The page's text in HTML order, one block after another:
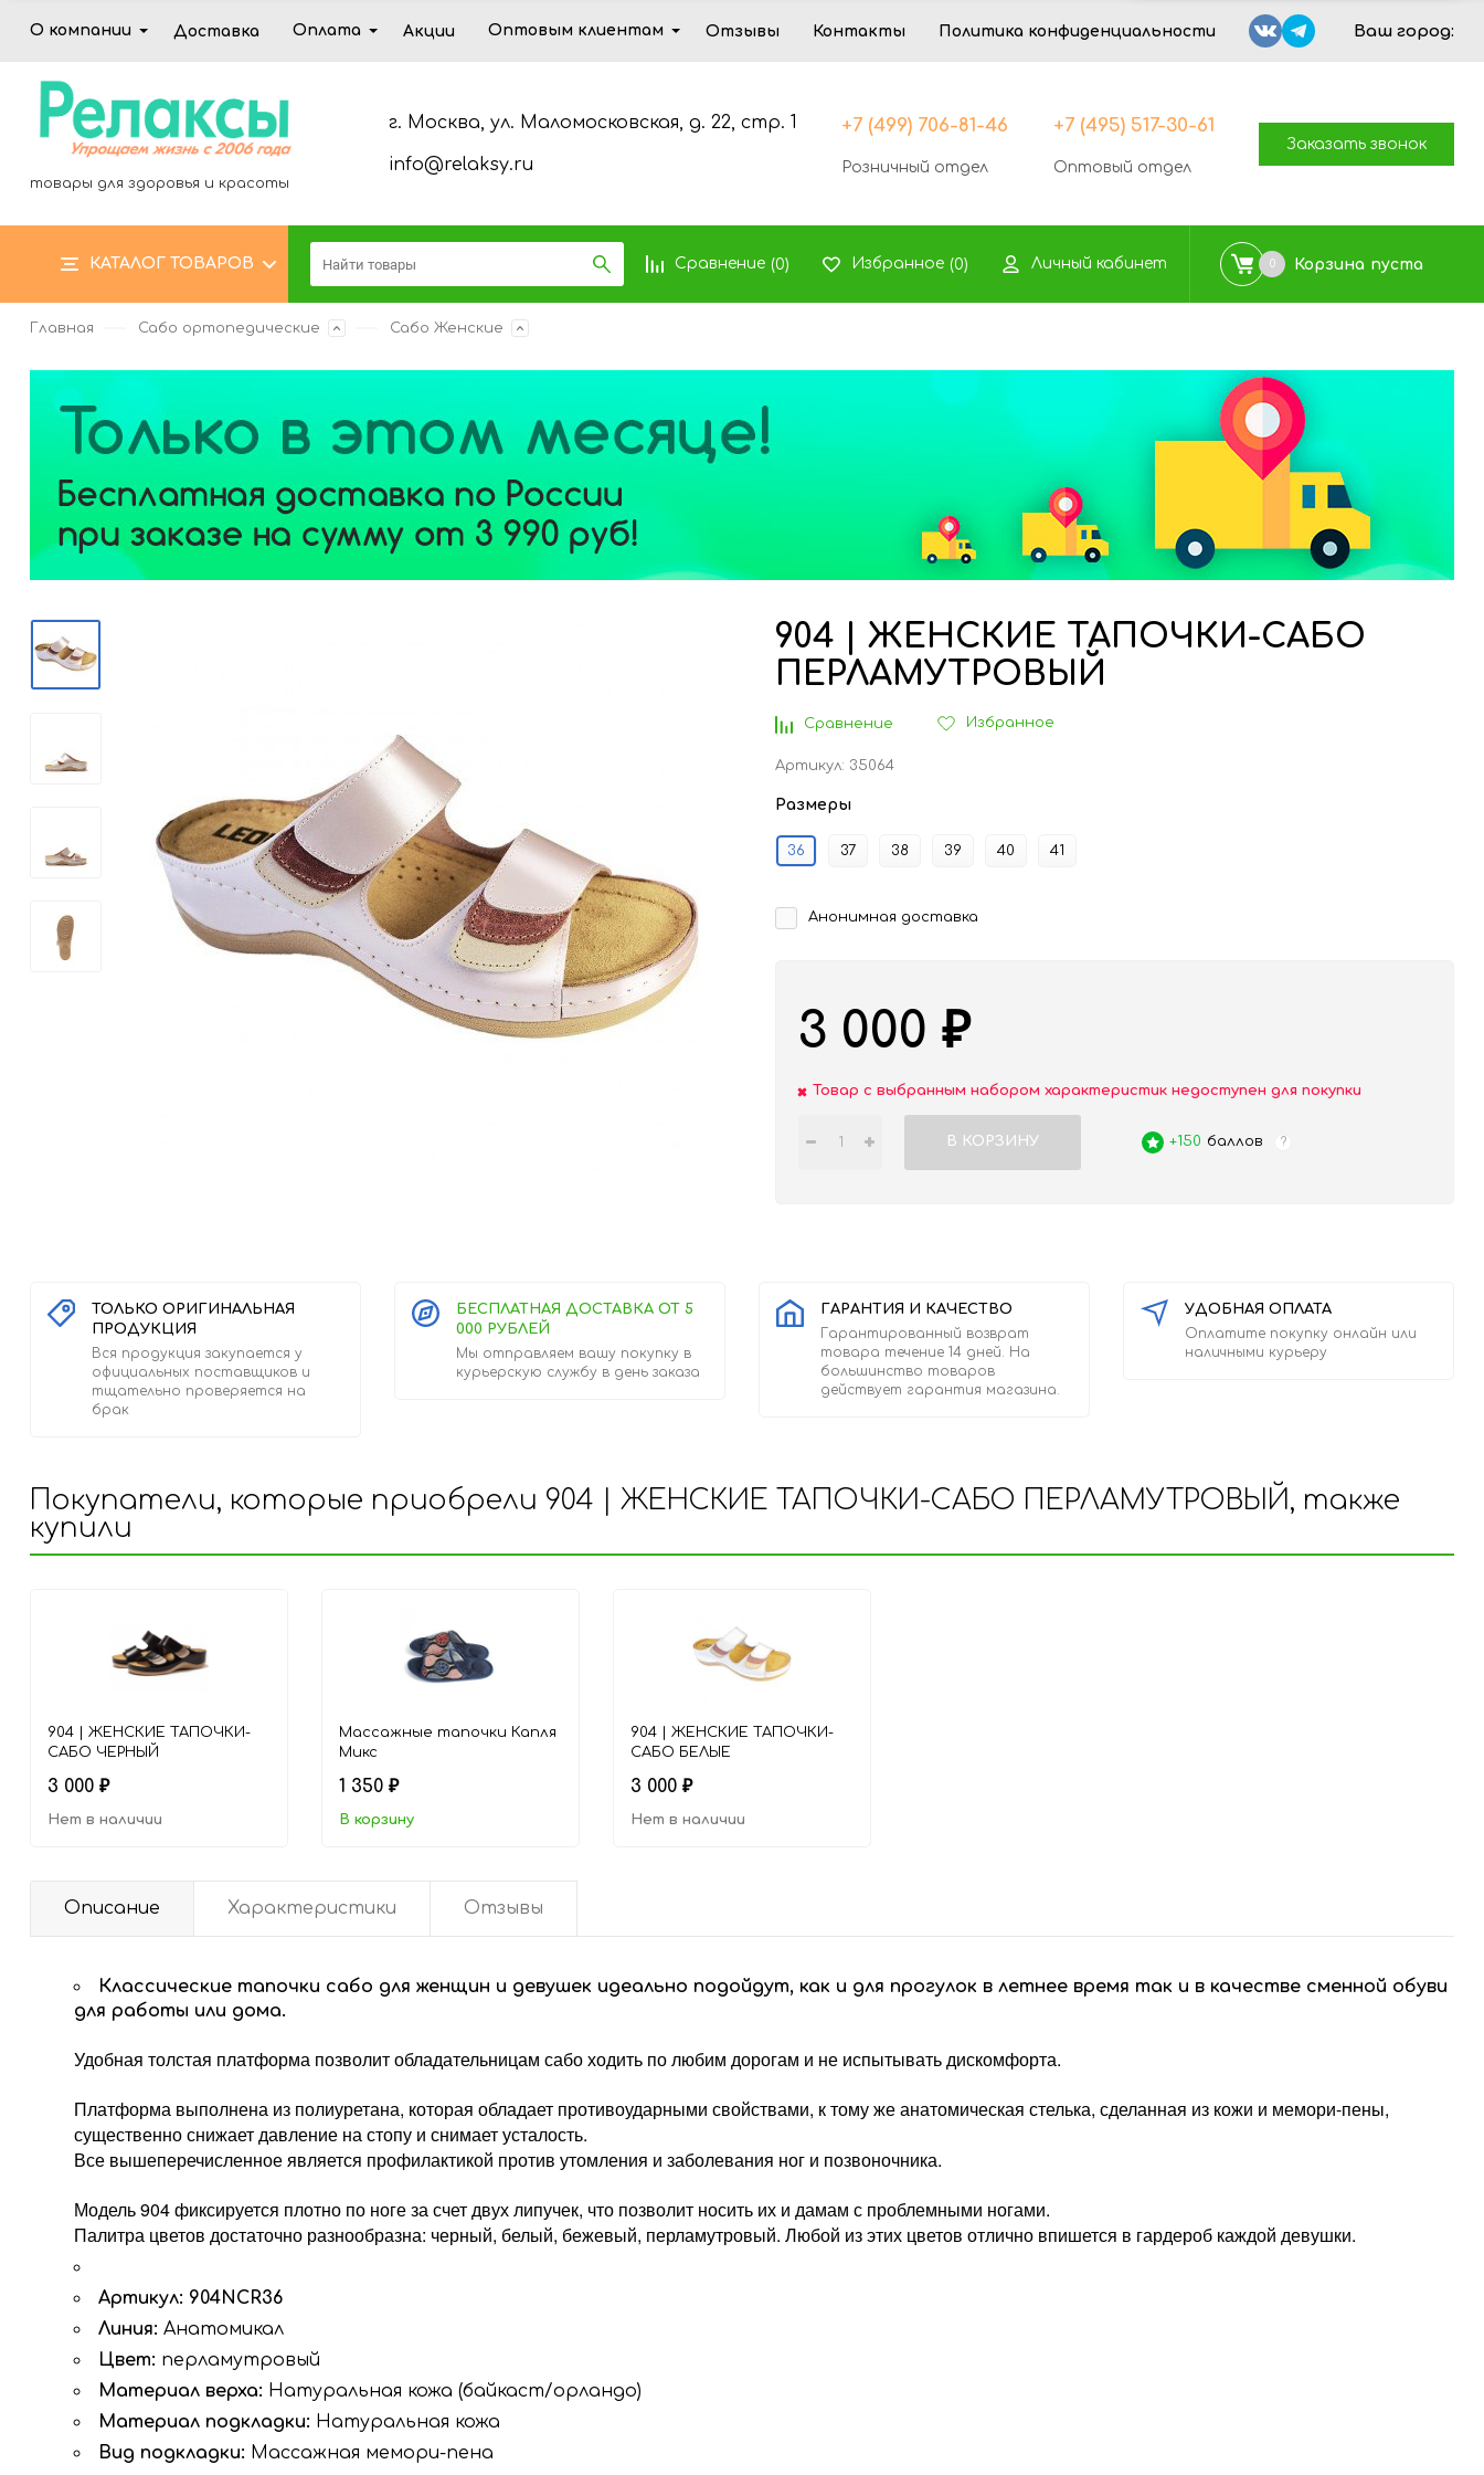
О компании Доставка Оплата Акции Оптовым клиентам Отзывы Контакты Политика конфиденциальности Ваш город:
товары для здоровья и красоты
г. Москва, ул. Маломосковская, д. 22, стр. 1
info@relaksy.ru
+7 (499) 706-81-46
Розничный отдел
+7 (495) 517-30-61
Оптовый отдел
Заказать звонок
КАТАЛОГ ТОВАРОВ Сравнение (0) Избранное (0) Личный кабинет 0 Корзина пуста
Главная Сабо ортопедические Сабо Женские
904 | ЖЕНСКИЕ ТАПОЧКИ-САБО
ПЕРЛАМУТРОВЫЙ
Сравнение Избранное
Артикул: 35064
Размеры
36 37 38 39 40 41
Анонимная доставка
3 000 ₽
Товар с выбранным набором характеристик недоступен для покупки
В КОРЗИНУ +150 баллов ?
ТОЛЬКО ОРИГИНАЛЬНАЯ
ПРОДУКЦИЯ
Вся продукция закупается у
официальных поставщиков и
тщательно проверяется на
брак
БЕСПЛАТНАЯ ДОСТАВКА ОТ 5
000 РУБЛЕЙ
Мы отправляем вашу покупку в
курьерскую службу в день заказа
ГАРАНТИЯ И КАЧЕСТВО
Гарантированный возврат
товара течение 14 дней. На
большинство товаров
действует гарантия магазина.
УДОБНАЯ ОПЛАТА
Оплатите покупку онлайн или
наличными курьеру
Покупатели, которые приобрели 904 | ЖЕНСКИЕ ТАПОЧКИ-САБО ПЕРЛАМУТРОВЫЙ, также
купили
904 | ЖЕНСКИЕ ТАПОЧКИ-
САБО ЧЕРНЫЙ
3 000 ₽
Нет в наличии
Массажные тапочки Капля
Микс
1 350 ₽
В корзину
904 | ЖЕНСКИЕ ТАПОЧКИ-
САБО БЕЛЫЕ
3 000 ₽
Нет в наличии
Описание Характеристики Отзывы
Классические тапочки сабо для женщин и девушек идеально подойдут, как и для прогулок в летнее время так и в качестве сменной обуви
для работы или дома.
Удобная толстая платформа позволит обладательницам сабо ходить по любим дорогам и не испытывать дискомфорта.
Платформа выполнена из полиуретана, которая обладает противоударными свойствами, к тому же анатомическая стелька, сделанная из кожи и мемори-пены,
существенно снижает давление на стопу и снимает усталость.
Все вышеперечисленное является профилактикой против утомления и заболевания ног и позвоночника.
Модель 904 фиксируется плотно по ноге за счет двух липучек, что позволит носить их и дамам с проблемными ногами.
Палитра цветов достаточно разнообразна: черный, белый, бежевый, перламутровый. Любой из этих цветов отлично впишется в гардероб каждой девушки.
Артикул: 904NCR36
Линия: Анатомикал
Цвет: перламутровый
Материал верха: Натуральная кожа (байкаст/орландо)
Материал подкладки: Натуральная кожа
Вид подкладки: Массажная мемори-пена